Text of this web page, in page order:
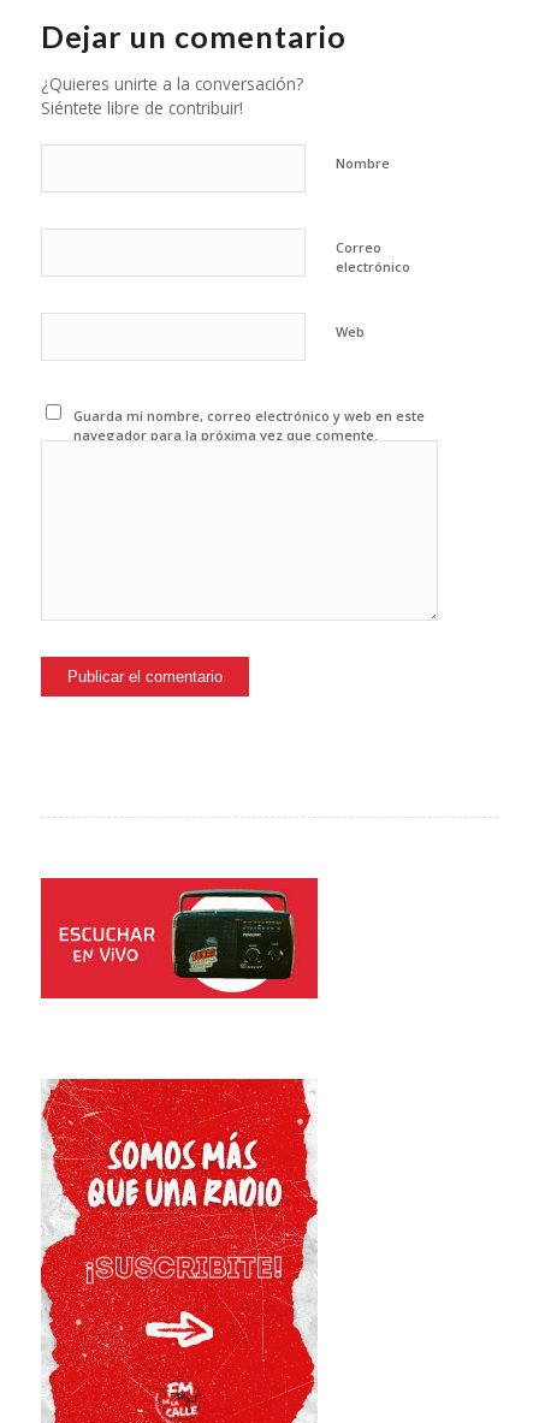
Dejar un comentario
¿Quieres unirte a la conversación?
Siéntete libre de contribuir!
Nombre
Correo
electrónico
Web
Guarda mi nombre, correo electrónico y web en este
navegador para la próxima vez que comente.